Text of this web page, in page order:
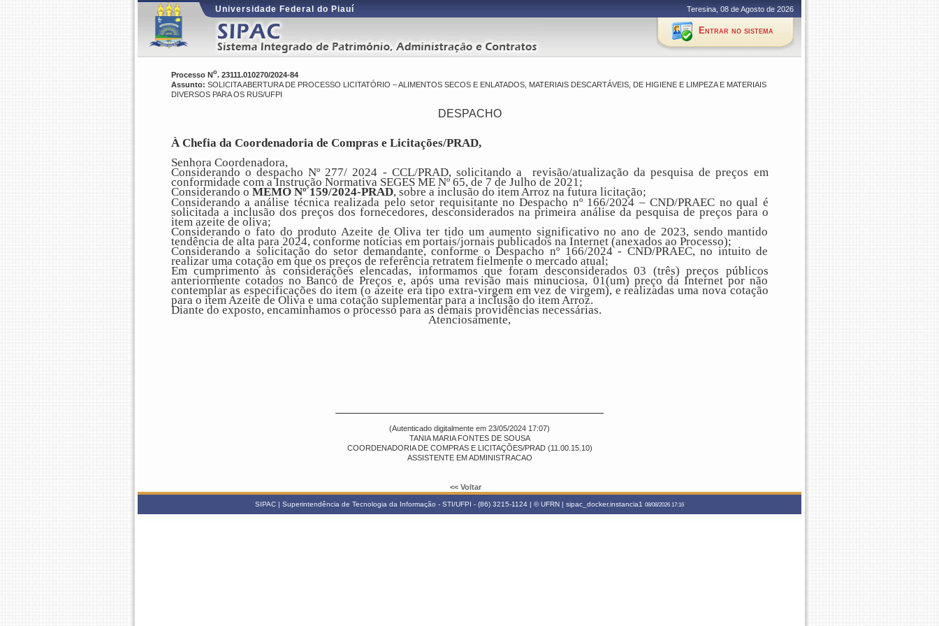
Universidade Federal do Piauí Teresina, 08 de Agosto de 2026
Entrar no sistema
Processo No. 23111.010270/2024-84
Assunto: SOLICITA ABERTURA DE PROCESSO LICITATÓRIO – ALIMENTOS SECOS E ENLATADOS, MATERIAIS DESCARTÁVEIS, DE HIGIENE E LIMPEZA E MATERIAIS
DIVERSOS PARA OS RUS/UFPI
DESPACHO
À Chefia da Coordenadoria de Compras e Licitações/PRAD,
Senhora Coordenadora,
Considerando o despacho Nº 277/ 2024 - CCL/PRAD, solicitando a revisão/atualização da pesquisa de preços em
conformidade com a Instrução Normativa SEGES ME Nº 65, de 7 de Julho de 2021;
Considerando o MEMO Nº 159/2024-PRAD, sobre a inclusão do item Arroz na futura licitação;
Considerando a análise técnica realizada pelo setor requisitante no Despacho nº 166/2024 – CND/PRAEC no qual é
solicitada a inclusão dos preços dos fornecedores, desconsiderados na primeira análise da pesquisa de preços para o
item azeite de oliva;
Considerando o fato do produto Azeite de Oliva ter tido um aumento significativo no ano de 2023, sendo mantido
tendência de alta para 2024, conforme notícias em portais/jornais publicados na Internet (anexados ao Processo);
Considerando a solicitação do setor demandante, conforme o Despacho nº 166/2024 - CND/PRAEC, no intuito de
realizar uma cotação em que os preços de referência retratem fielmente o mercado atual;
Em cumprimento às considerações elencadas, informamos queforam desconsiderados 03 (três) preços públicos
anteriormente cotados no Banco de Preços e, após uma revisão mais minuciosa, 01(um) preço da Internet por não
contemplar as especificações do item (o azeite era tipo extra-virgem em vez de virgem), e realizadas uma nova cotação
para o item Azeite de Oliva e uma cotação suplementar para a inclusão do item Arroz.
Diante do exposto, encaminhamos o processo para as demais providências necessárias.
Atenciosamente,
(Autenticado digitalmente em 23/05/2024 17:07)
TANIA MARIA FONTES DE SOUSA
COORDENADORIA DE COMPRAS E LICITAÇÕES/PRAD (11.00.15.10)
ASSISTENTE EM ADMINISTRACAO
<< Voltar
SIPAC | Superintendência de Tecnologia da Informação - STI/UFPI - (86) 3215-1124 | © UFRN | sipac_docker.instancia1 08/08/2026 17:16